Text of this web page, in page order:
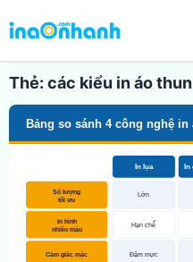
Thẻ: các kiểu in áo thun